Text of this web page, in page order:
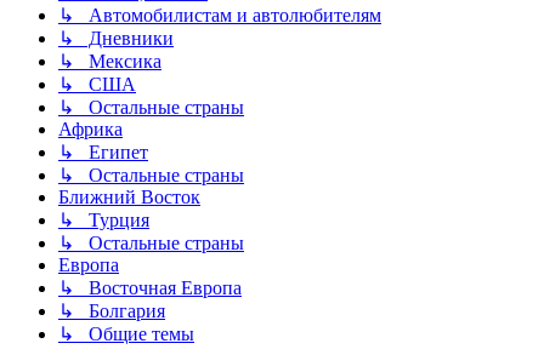
↳ Автомобилистам и автолюбителям
↳ Дневники
↳ Мексика
↳ США
↳ Остальные страны
Африка
↳ Египет
↳ Остальные страны
Ближний Восток
↳ Турция
↳ Остальные страны
Европа
↳ Восточная Европа
↳ Болгария
↳ Общие темы